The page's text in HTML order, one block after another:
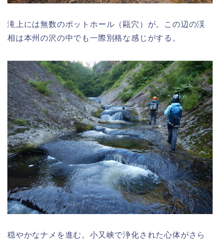
滝上には無数のポットホール（甌穴）が。この辺の渓
相は本州の沢の中でも一際別格な感じがする。
穏やかなナメを進む。小又峡で浄化された心体がさら